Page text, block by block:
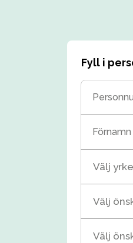
Fyll i
Förnamn
Välj
Välj
Välj